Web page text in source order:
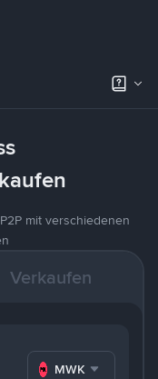
mit verschiedenen
Verkaufen
MWK